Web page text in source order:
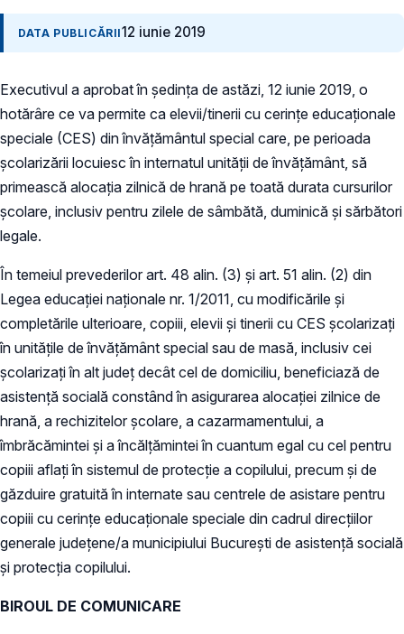
DATA PUBLICĂRII12 iunie 2019
Executivul a aprobat în ședința de astăzi, 12 iunie 2019, o
hotărâre ce va permite ca elevii/tinerii cu cerinţe educaţionale
speciale (CES) din învățământul special care, pe perioada
școlarizării locuiesc în internatul unității de învățământ, să
primească alocația zilnică de hrană pe toată durata cursurilor
școlare, inclusiv pentru zilele de sâmbătă, duminică și sărbători
legale.
În temeiul prevederilor art. 48 alin. (3) și art. 51 alin. (2) din
Legea educaţiei naţionale nr. 1/2011, cu modificările şi
completările ulterioare, copiii, elevii şi tinerii cu CES şcolarizaţi
în unităţile de învăţământ special sau de masă, inclusiv cei
şcolarizaţi în alt judeţ decât cel de domiciliu, beneficiază de
asistenţă socială constând în asigurarea alocaţiei zilnice de
hrană, a rechizitelor şcolare, a cazarmamentului, a
îmbrăcămintei şi a încălţămintei în cuantum egal cu cel pentru
copiii aflaţi în sistemul de protecţie a copilului, precum şi de
găzduire gratuită în internate sau centrele de asistare pentru
copiii cu cerinţe educaţionale speciale din cadrul direcţiilor
generale judeţene/a municipiului Bucureşti de asistenţă socială
şi protecţia copilului.
BIROUL DE COMUNICARE